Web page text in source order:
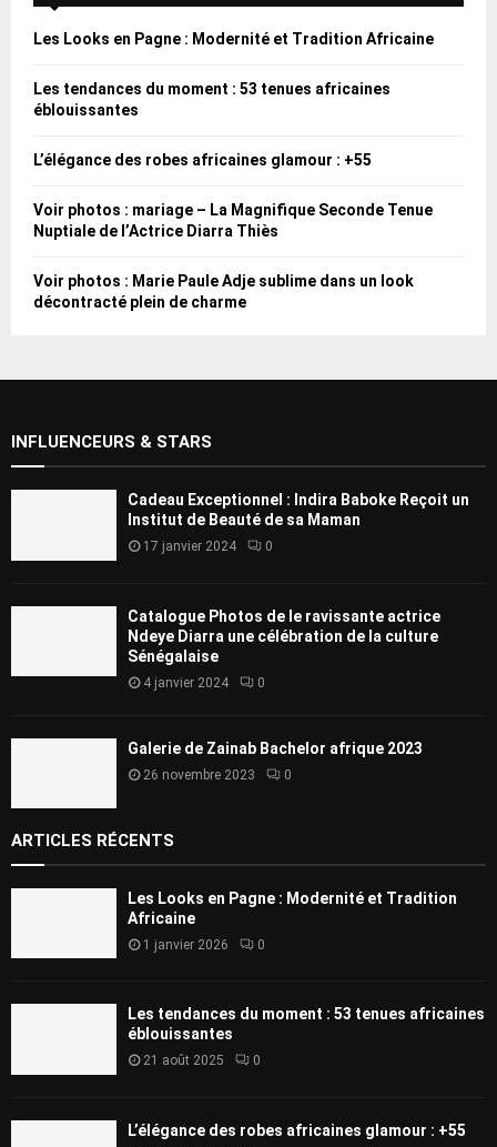
Les Looks en Pagne : Modernité et Tradition Africaine
Les tendances du moment : 53 tenues africaines
éblouissantes
L’élégance des robes africaines glamour : +55
Voir photos : mariage – La Magnifique Seconde Tenue
Nuptiale de l’Actrice Diarra Thiès
Voir photos : Marie Paule Adje sublime dans un look
décontracté plein de charme
INFLUENCEURS & STARS
Cadeau Exceptionnel : Indira Baboke Reçoit un
Institut de Beauté de sa Maman
17 janvier 2024 0
Catalogue Photos de le ravissante actrice
Ndeye Diarra une célébration de la culture
Sénégalaise
4 janvier 2024 0
Galerie de Zainab Bachelor afrique 2023
26 novembre 2023 0
ARTICLES RÉCENTS
Les Looks en Pagne : Modernité et Tradition
Africaine
1 janvier 2026 0
Les tendances du moment : 53 tenues africaines
éblouissantes
21 août 2025 0
L’élégance des robes africaines glamour : +55